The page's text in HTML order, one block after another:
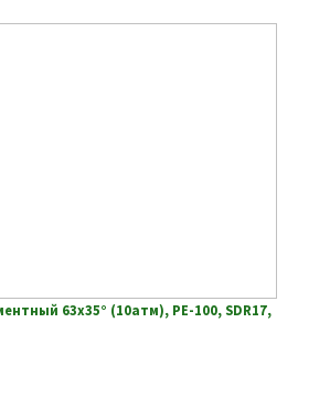
63х35° (10атм), РЕ-100, SDR17,